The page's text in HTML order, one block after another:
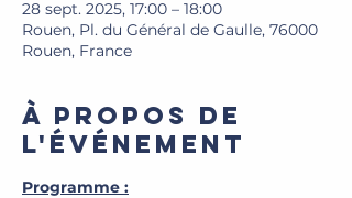
28 sept. 2025, 17:00 – 18:00
Rouen, Pl. du Général de Gaulle, 76000
Rouen, France
À propos de
l'événement
Programme :